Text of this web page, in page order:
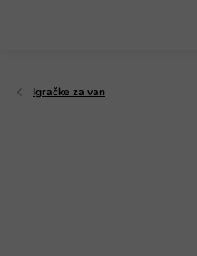
Igračke za van